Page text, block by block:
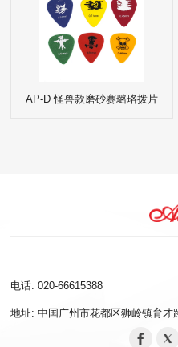
AP-D 怪兽款磨砂赛璐珞拨片
电话: 020-66615388
地址: 中国广州市花都区狮岭镇育才